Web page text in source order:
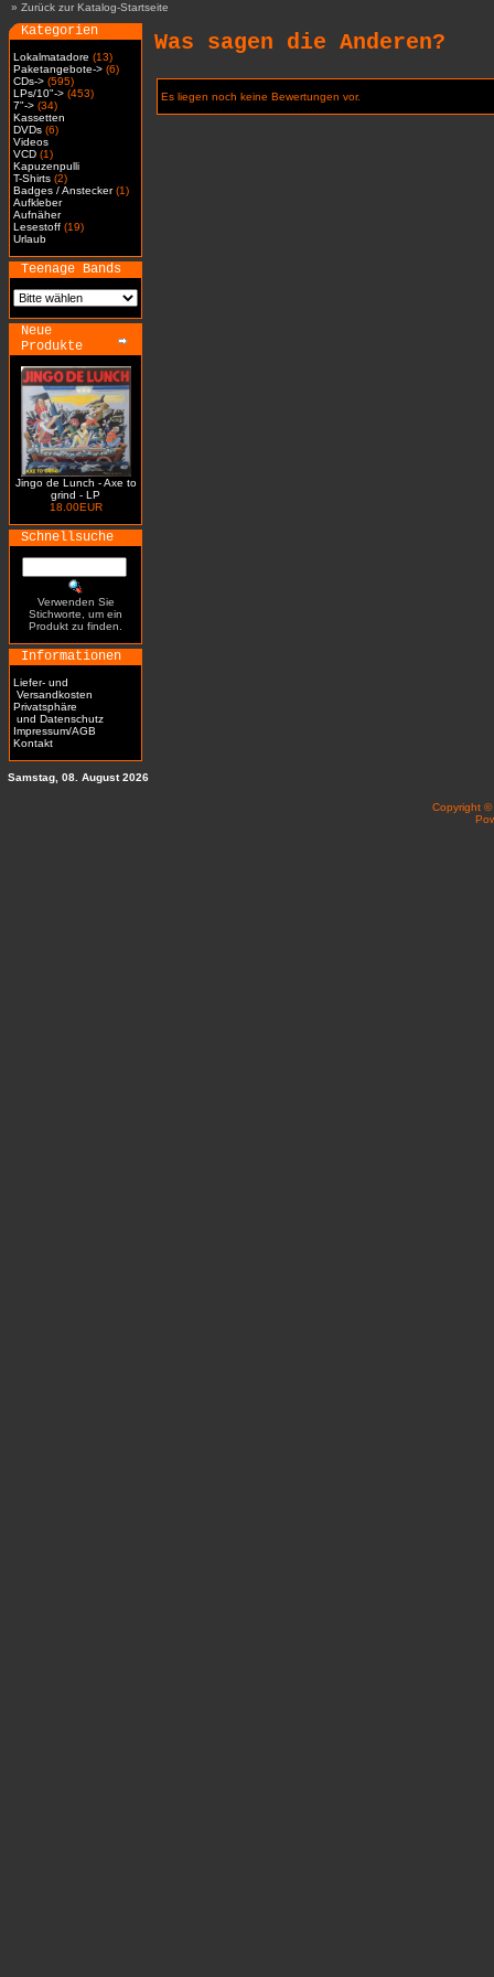
» Zurück zur Katalog-Startseite
Kategorien
Lokalmatadore (13)
Paketangebote-> (6)
CDs-> (595)
LPs/10"-> (453)
7"-> (34)
Kassetten
DVDs (6)
Videos
VCD (1)
Kapuzenpulli
T-Shirts (2)
Badges / Anstecker(1)
Aufkleber
Aufnäher
Lesestoff (19)
Urlaub
Teenage Bands
Neue
Produkte
Jingo de Lunch - Axe to
grind - LP
18.00EUR
Schnellsuche
Verwenden Sie
Stichworte, um ein
Produkt zu finden.
Informationen
Liefer- und
Versandkosten
Privatsphäre
und Datenschutz
Impressum/AGB
Kontakt
Was sagen die Anderen?
Es liegen noch keine Bewertungen vor.
Samstag, 08. August 2026
Copyright